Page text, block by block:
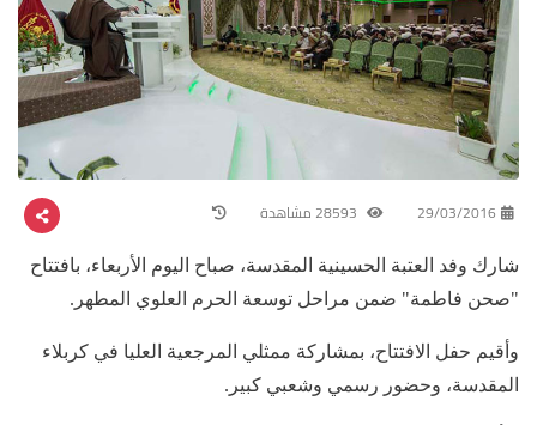
29/03/2016
شارك وفد العتبة الحسينية المقدسة، صباح اليوم الأربعاء، بافتتاح
"صحن فاطمة" ضمن مراحل توسعة الحرم العلوي المطهر.
وأقيم حفل الافتتاح، بمشاركة ممثلي المرجعية العليا في كربلاء
المقدسة، وحضور رسمي وشعبي كبير.